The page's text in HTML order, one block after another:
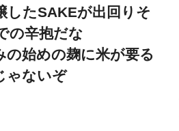
したSAKEが出回りそ
の辛抱だな
の始めの麹に米が要る
ゃないぞ